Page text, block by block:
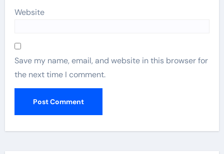
Website
Save my name, email, and website in this browser for
the next time I comment.